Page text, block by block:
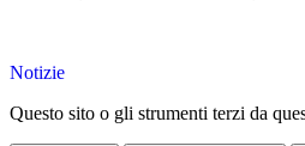
Notizie
Questo sito o gli strumenti terzi da